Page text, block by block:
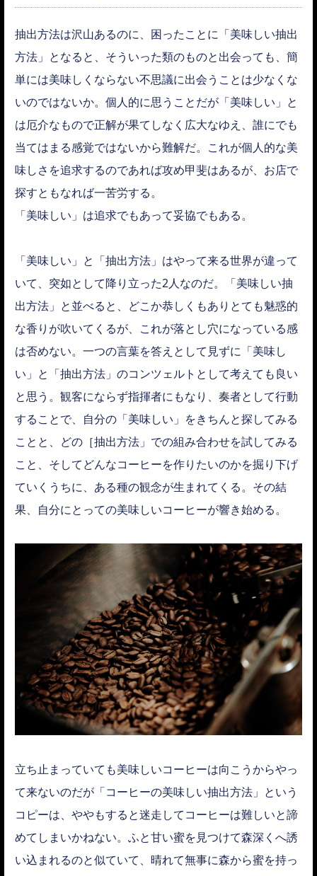
抽出方法は沢山あるのに、困ったことに「美味しい抽出
方法」となると、そういった類のものと出会っても、簡
単には美味しくならない不思議に出会うことは少なくな
いのではないか。個人的に思うことだが「美味しい」と
は厄介なもので正解が果てしなく広大なゆえ、誰にでも
当てはまる感覚ではないから難解だ。これが個人的な美
味しさを追求するのであれば攻め甲斐はあるが、お店で
探すともなれば一苦労する。
「美味しい」は追求でもあって妥協でもある。
「美味しい」と「抽出方法」はやって来る世界が違って
いて、突如として降り立った2人なのだ。「美味しい抽
出方法」と並べると、どこか恭しくもありとても魅惑的
な香りが吹いてくるが、これが落とし穴になっている感
は否めない。一つの言葉を答えとして見ずに「美味し
い」と「抽出方法」のコンツェルトとして考えても良い
と思う。観客にならず指揮者にもなり、奏者として行動
することで、自分の「美味しい」をきちんと探してみる
ことと、どの［抽出方法」での組み合わせを試してみる
こと、そしてどんなコーヒーを作りたいのかを掘り下げ
ていくうちに、ある種の観念が生まれてくる。その結
果、自分にとっての美味しいコーヒーが響き始める。
立ち止まっていても美味しいコーヒーは向こうからやっ
て来ないのだが「コーヒーの美味しい抽出方法」という
コピーは、ややもすると迷走してコーヒーは難しいと諦
めてしまいかねない。ふと甘い蜜を見つけて森深くへ誘
い込まれるのと似ていて、晴れて無事に森から蜜を持っ